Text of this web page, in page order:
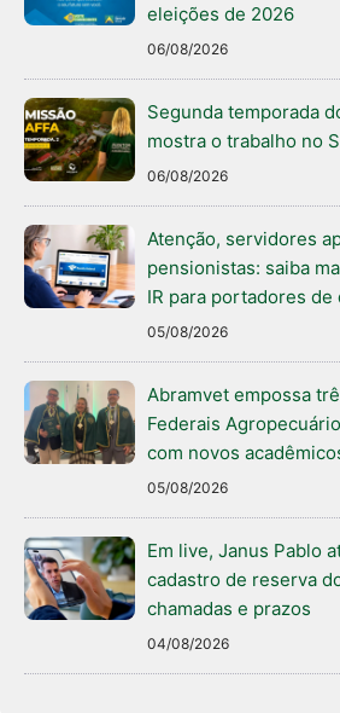
eleições de 2026
06/08/2026
Segunda temporada
mostra o trabalho no
06/08/2026
Atenção, servidores
pensionistas: saiba
IR para portadores de
05/08/2026
Abramvet empossa
Federais
com novos
05/08/2026
Em live, Janus Pablo
cadastro de reserva
chamadas e prazos
04/08/2026